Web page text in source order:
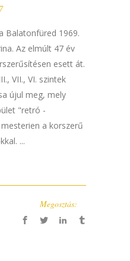
Balatonfüred 1969.
Az elmúlt 47 év
esett át.
VII., VI. szintek
újul meg, mely
"retró -
a korszerű
...
Megosztás: